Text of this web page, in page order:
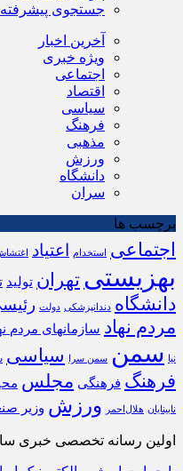
جستجوی پیشرفته
آخرین اخبار
ویژه خبری
اجتماعی
اقتصاد
سیاسی
فرهنگ
مذهبی
ورزش
دانشگاه
سران
برچسب ها
اجتماعی استخدام اعتیاد
بهزیستی تهران تولید
دانشگاه دندانپزشکی دولت
مردم نهاد سازمانهای مردم
نیا سمن سمن سرا سیاسی
فرهنگ فرهنگی مجلس
نابینایان هلال‌احمر ورزش وزیر
اولین رسانه تخصصی خبری